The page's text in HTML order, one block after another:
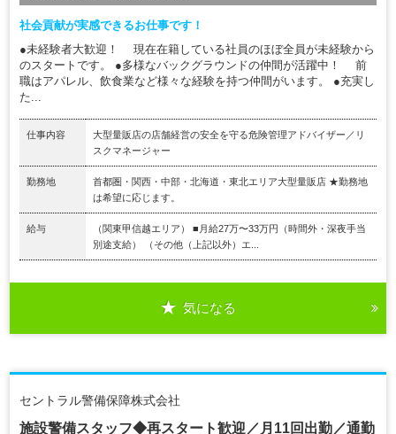
社会貢献が実感できるお仕事です！
●未経験者大歓迎！ 現在在籍している社員のほぼ全員が未経験から
のスタートです。 ●多様なバックグラウンドの仲間が活躍中！ 前
職はアパレル、飲食業など様々な経験を持つ仲間がいます。 ●充実し
た...
仕事内容
大型量販店の店舗経営の安全を守る危険管理アドバイザー／リ
スクマネージャー
勤務地
首都圏・関西・中部・北海道・東北エリア大型量販店 ★勤務地
は希望に応じます。
給与
（関東甲信越エリア） ■月給27万〜33万円（時間外・深夜手当
別途支給） （その他（上記以外）エ...
気になる
セントラル警備保障株式会社
施設警備スタッフ◆再スタート歓迎／月11回出勤／通勤